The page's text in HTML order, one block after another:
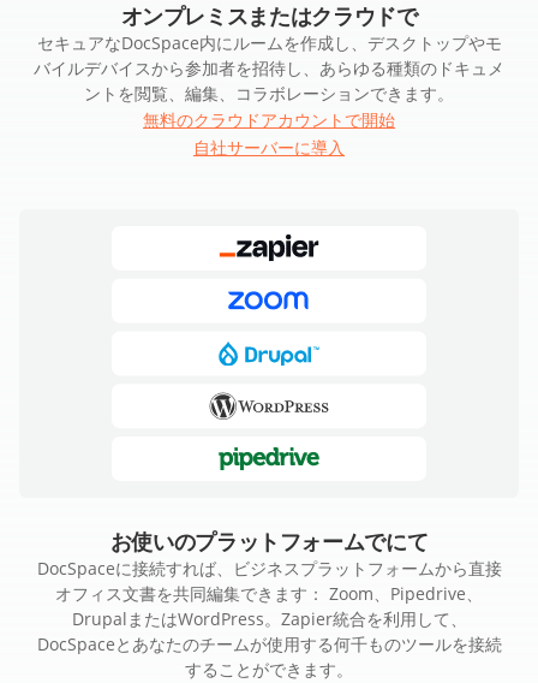
オンプレミスまたはクラウドで
セキュアなDocSpace内にルームを作成し、デスクトップやモ
バイルデバイスから参加者を招待し、あらゆる種類のドキュメ
ントを閲覧、編集、コラボレーションできます。
無料のクラウドアカウントで開始
自社サーバーに導入
お使いのプラットフォームでにて
DocSpaceに接続すれば、ビジネスプラットフォームから直接
オフィス文書を共同編集できます： Zoom、Pipedrive、
DrupalまたはWordPress。Zapier統合を利用して、
DocSpaceとあなたのチームが使用する何千ものツールを接続
することができます。